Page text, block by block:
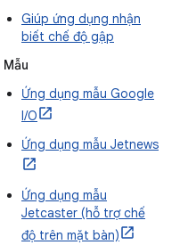
Giúp ứng dụng nhận
biết chế độ gập
Mẫu
Ứng dụng mẫu Google
I/O
Ứng dụng mẫu Jetnews
Ứng dụng mẫu
Jetcaster (hỗ trợ chế
độ trên mặt bàn)